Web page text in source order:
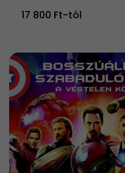
17 800 Ft-tól